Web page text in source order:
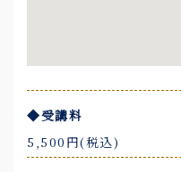
◆受講料
5,500円(税込)